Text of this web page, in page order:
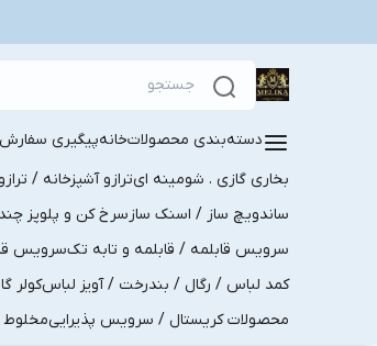
دسته‌بندی محصولاتخانهپیگیری سفارش
بخاری گازی . شومینه ایترازو آشپزخانه /
ساندویچ ساز / اسنک سازسرخ کن و پلوپز چند
سرویس قابلمه / قابلمه و تابه تکسرویس
کمد لباس / رگال / بندرخت / آویز لباسکولر
محصولات کریستال / سرویس پذیراییمخلوط